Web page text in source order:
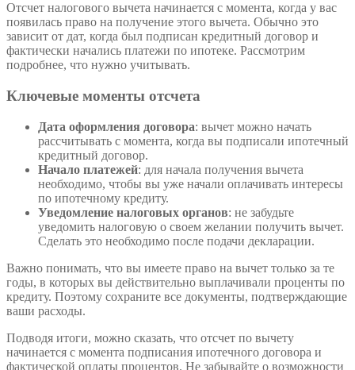
Отсчет налогового вычета начинается с момента, когда у вас
появилась право на получение этого вычета. Обычно это
зависит от дат, когда был подписан кредитный договор и
фактически начались платежи по ипотеке. Рассмотрим
подробнее, что нужно учитывать.
Ключевые моменты отсчета
Дата оформления договора: вычет можно начать
рассчитывать с момента, когда вы подписали ипотечный
кредитный договор.
Начало платежей: для начала получения вычета
необходимо, чтобы вы уже начали оплачивать интересы
по ипотечному кредиту.
Уведомление налоговых органов: не забудьте
уведомить налоговую о своем желании получить вычет.
Сделать это необходимо после подачи декларации.
Важно понимать, что вы имеете право на вычет только за те
годы, в которых вы действительно выплачивали проценты по
кредиту. Поэтому сохраните все документы, подтверждающие
ваши расходы.
Подводя итоги, можно сказать, что отсчет по вычету
начинается с момента подписания ипотечного договора и
фактической оплаты процентов. Не забывайте о возможности